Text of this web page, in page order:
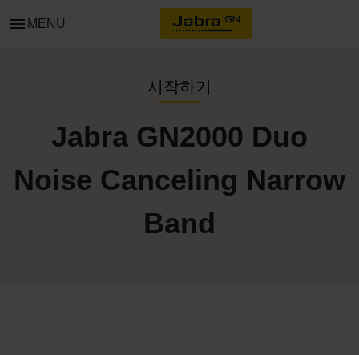
menu MENU
시작하기
Jabra GN2000 Duo
Noise Canceling Narrow
Band